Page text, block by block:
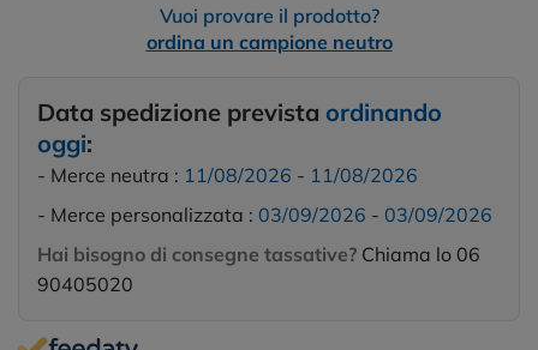
Vuoi provare il prodotto?
ordina un campione neutro
Data spedizione prevista ordinando
oggi:
- Merce neutra : 11/08/2026 - 11/08/2026
- Merce personalizzata : 03/09/2026 - 03/09/2026
Hai bisogno di consegne tassative? Chiama lo 06
90405020